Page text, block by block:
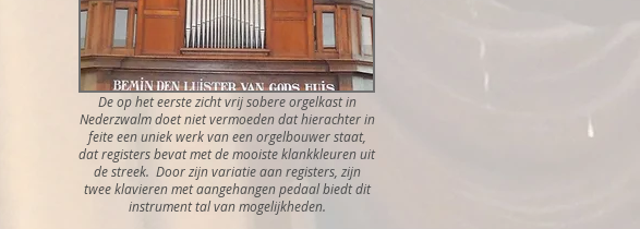
De op het eerste zicht vrij sobere orgelkast in
Nederzwalm doet niet vermoeden dat hierachter in
feite een uniek werk van een orgelbouwer staat,
dat registers bevat met de mooiste klankkleuren uit
de streek. Door zijn variatie aan registers, zijn
twee klavieren met aangehangen pedaal biedt dit
instrument tal van mogelijkheden.